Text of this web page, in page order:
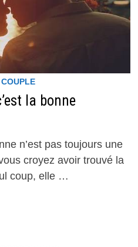
la bonne
n’est pas toujours une
croyez avoir trouvé la
coup, elle …